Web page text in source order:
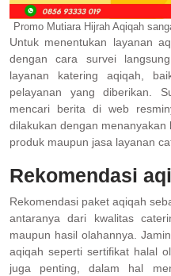
Promo Mutiara Hijrah Aqiqah
Untuk menentukan layanan
dengan cara survei
layanan katering aqiqah,
pelayanan yang diberikan.
mencari berita di web
dilakukan dengan
produk maupun jasa layanan
Rekomendasi
Rekomendasi paket aqiqah
antaranya dari kwalitas
maupun hasil olahannya.
aqiqah seperti sertifikat halal
juga penting, dalam hal